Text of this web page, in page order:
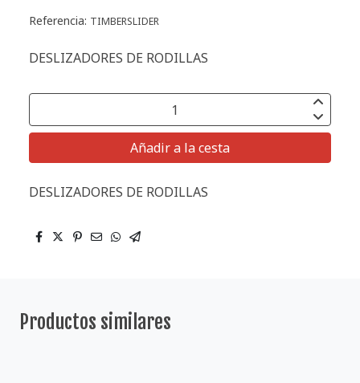
Referencia: TIMBERSLIDER
DESLIZADORES DE RODILLAS
Añadir a la cesta
DESLIZADORES DE RODILLAS
Productos similares